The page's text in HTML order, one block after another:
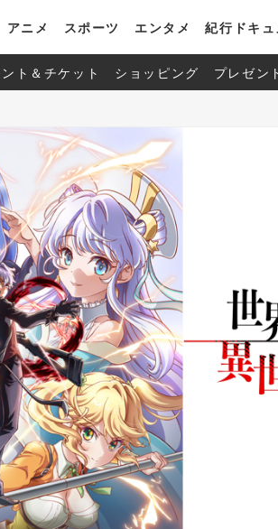
アニメ スポーツ エンタメ 紀行ドキ
ト＆チケット ショッピング プレゼン